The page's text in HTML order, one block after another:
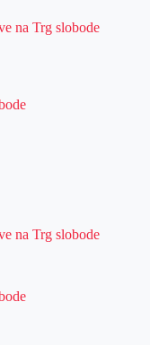
na Trg slobode
na Trg slobode